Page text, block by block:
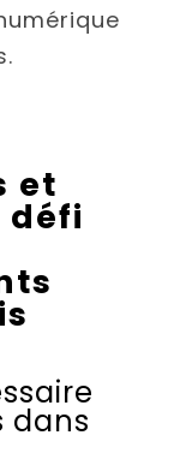
et
défi
dans